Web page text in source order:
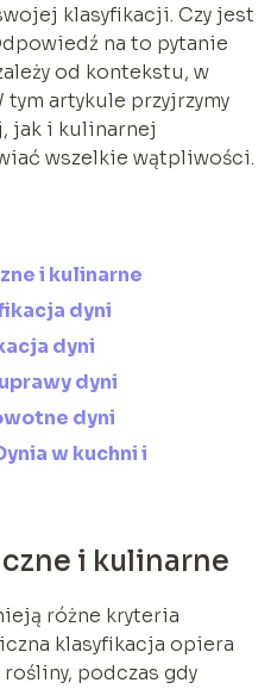
klasyfikacji. Czy jest
na to pytanie
od kontekstu, w
artykule przyjrzymy
jak i kulinarnej
wszelkie wątpliwości.
i kulinarne
dyni
dyni
dyni
dyni
w kuchni i
i kulinarne
różne kryteria
klasyfikacja opiera
podczas gdy